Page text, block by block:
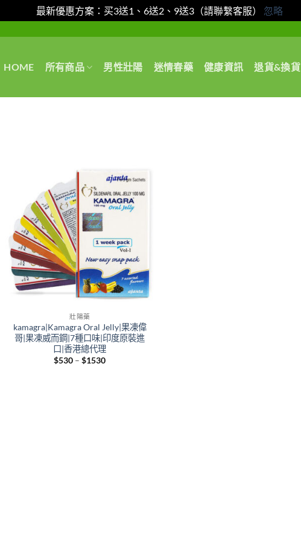
最新優惠方案：买3送1、6送2、9送3（請聯繫客服） 忽略
HOME 所有商品 男性壯陽 迷情春藥 健康資訊 退貨&換貨
+
壯陽藥
kamagra|Kamagra Oral Jelly|果凍偉
哥|果凍威而鋼|7種口味|印度原裝進
口|香港總代理
$530 – $1530Price